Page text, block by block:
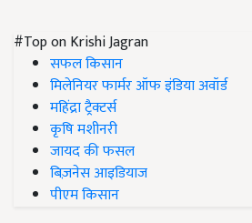
#Top on Krishi Jagran
सफल किसान
मिलेनियर फार्मर ऑफ इंडिया अवॉर्ड
महिंद्रा ट्रैक्टर्स
कृषि मशीनरी
जायद की फसल
बिज़नेस आइडियाज
पीएम किसान